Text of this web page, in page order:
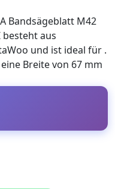
Bandsägeblatt M42
besteht aus
und ist ideal für .
Breite von 67 mm